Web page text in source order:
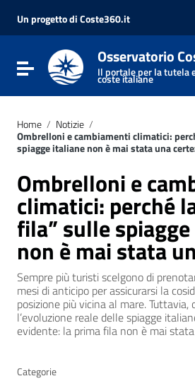
Vai al menu di navigazione
Vai al footer
Un progetto di Coste360.it
Attiva / disattiva la navigazione
Osservatorio
Il portale per la tutela
coste italiane
Home / Notizie /
Ombrelloni e cambiamenti climatici:
spiagge italiane non è mai stata una
Ombrelloni e
climatici: perché
fila” sulle
non è mai stata
Sempre più turisti scelgono di
mesi di anticipo per assicurarsi la
posizione più vicina al mare. Tuttavia,
l’evoluzione reale delle spiagge
evidente: la prima fila non è mai
Categorie